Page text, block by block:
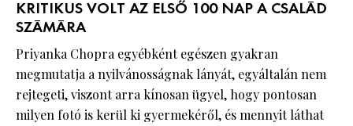
KRITIKUS VOLT AZ ELSŐ 100 NAP A CSALÁD
SZÁMÁRA
Priyanka Chopra egyébként egészen gyakran
megmutatja a nyilvánosságnak lányát, egyáltalán nem
rejtegeti, viszont arra kínosan ügyel, hogy pontosan
milyen fotó is kerül ki gyermekéről, és mennyit láthat